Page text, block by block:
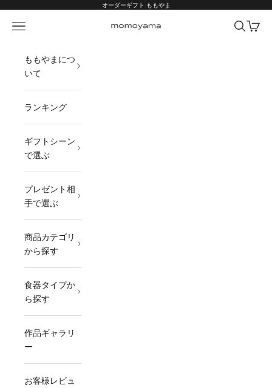
オーダーギフト ももやま
オーダーギフト ももやま 本店
メニュー 検索カート
ももやまにつ
いて
ランキング
ギフトシーン
で選ぶ
プレゼント相
手で選ぶ
商品カテゴリ
から探す
食器タイプか
ら探す
作品ギャラリ
ー
お客様レビュ